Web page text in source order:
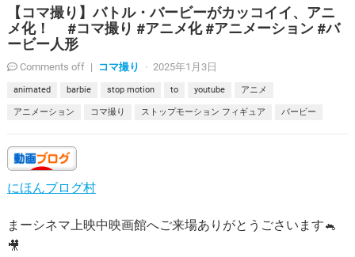
【コマ撮り】バトル・バービーがカッコイイ、アニ
メ化！ #コマ撮り #アニメ化 #アニメーション #バ
ービー人形
Comments off | コマ撮り · 2025年1月3日
animated barbie stop motion to youtube アニメ
アニメーション コマ撮り ストップモーション フィギュア バービー
にほんブログ村
まーシネマ上映中映画館へご来場ありがとうごさいます🐁
🎥